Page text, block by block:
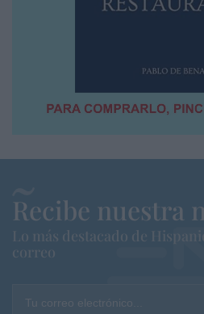
Recibe nuestra
Lo más destacado de
correo
Tu correo electrónico...